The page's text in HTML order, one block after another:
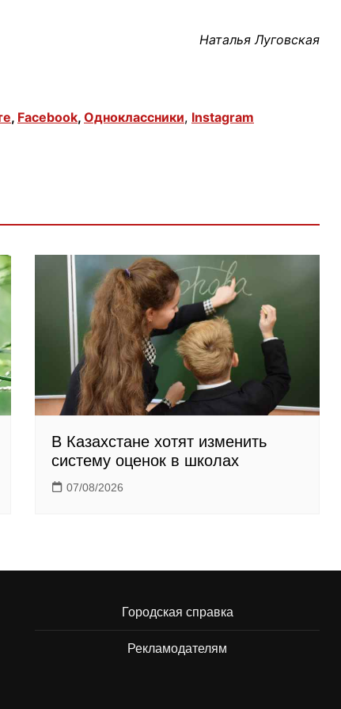
Наталья Луговская
, Facebook, Одноклассники, Instagram
В Казахстане хотят изменить
систему оценок в школах
07/08/2026
Городская справка
Рекламодателям